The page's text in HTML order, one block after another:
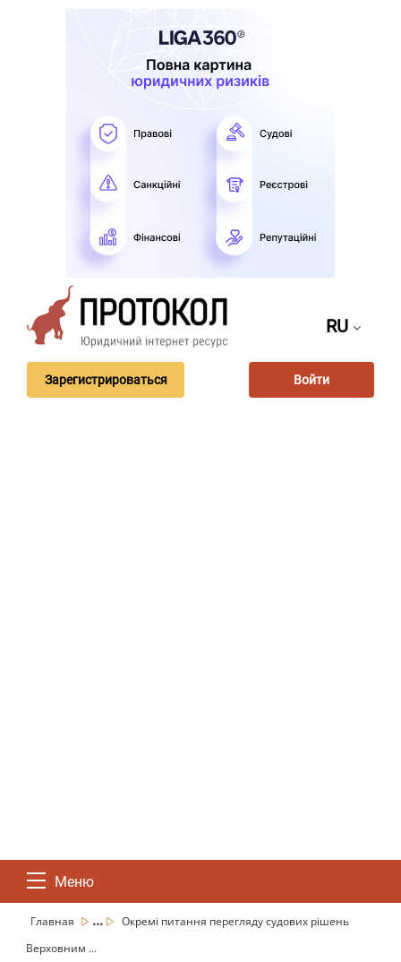
RU
Зарегистрироваться Войти
Меню
Главная ...
Окремі питання перегляду судових рішень
Верховним ...